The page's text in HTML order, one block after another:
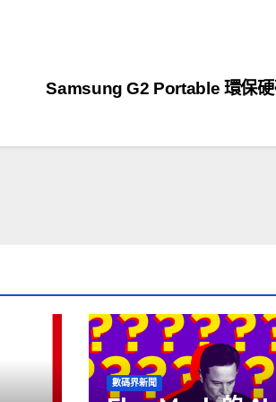
Samsung G2 Portable 環保
數碼界新聞